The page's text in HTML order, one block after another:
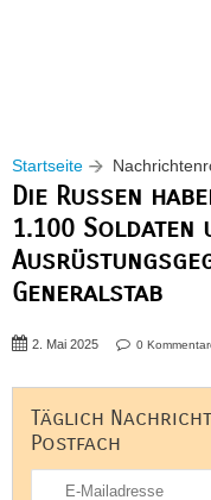
Startseite
Die Russen
1.100 Soldaten
Generalstab
2. Mai 2025 0
Täglich
Postfach